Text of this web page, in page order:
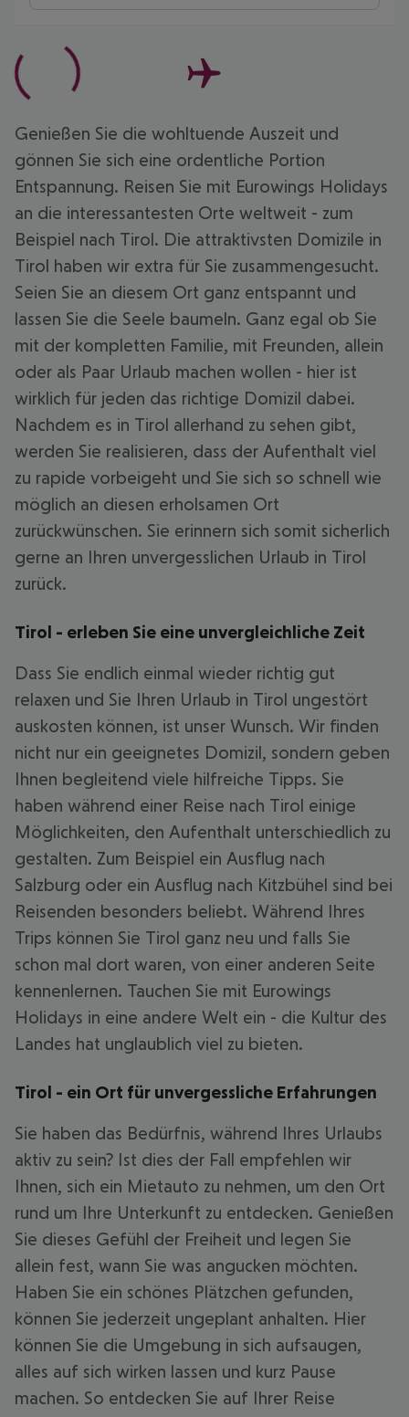
Genießen Sie die wohltuende Auszeit und
gönnen Sie sich eine ordentliche Portion
Entspannung. Reisen Sie mit Eurowings Holidays
an die interessantesten Orte weltweit - zum
Beispiel nach Tirol. Die attraktivsten Domizile in
Tirol haben wir extra für Sie zusammengesucht.
Seien Sie an diesem Ort ganz entspannt und
lassen Sie die Seele baumeln. Ganz egal ob Sie
mit der kompletten Familie, mit Freunden, allein
oder als Paar Urlaub machen wollen - hier ist
wirklich für jeden das richtige Domizil dabei.
Nachdem es in Tirol allerhand zu sehen gibt,
werden Sie realisieren, dass der Aufenthalt viel
zu rapide vorbeigeht und Sie sich so schnell wie
möglich an diesen erholsamen Ort
zurückwünschen. Sie erinnern sich somit sicherlich
gerne an Ihren unvergesslichen Urlaub in Tirol
zurück.
Tirol - erleben Sie eine unvergleichliche Zeit
Dass Sie endlich einmal wieder richtig gut
relaxen und Sie Ihren Urlaub in Tirol ungestört
auskosten können, ist unser Wunsch. Wir finden
nicht nur ein geeignetes Domizil, sondern geben
Ihnen begleitend viele hilfreiche Tipps. Sie
haben während einer Reise nach Tirol einige
Möglichkeiten, den Aufenthalt unterschiedlich zu
gestalten. Zum Beispiel ein Ausflug nach
Salzburg oder ein Ausflug nach Kitzbühel sind bei
Reisenden besonders beliebt. Während Ihres
Trips können Sie Tirol ganz neu und falls Sie
schon mal dort waren, von einer anderen Seite
kennenlernen. Tauchen Sie mit Eurowings
Holidays in eine andere Welt ein - die Kultur des
Landes hat unglaublich viel zu bieten.
Tirol - ein Ort für unvergessliche Erfahrungen
Sie haben das Bedürfnis, während Ihres Urlaubs
aktiv zu sein? Ist dies der Fall empfehlen wir
Ihnen, sich ein Mietauto zu nehmen, um den Ort
rund um Ihre Unterkunft zu entdecken. Genießen
Sie dieses Gefühl der Freiheit und legen Sie
allein fest, wann Sie was angucken möchten.
Haben Sie ein schönes Plätzchen gefunden,
können Sie jederzeit ungeplant anhalten. Hier
können Sie die Umgebung in sich aufsaugen,
alles auf sich wirken lassen und kurz Pause
machen. So entdecken Sie auf Ihrer Reise